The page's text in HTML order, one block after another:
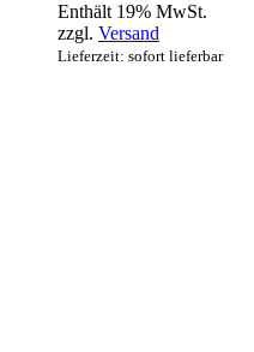
Enthält 19% MwSt.
zzgl. Versand
Lieferzeit: sofort lieferbar